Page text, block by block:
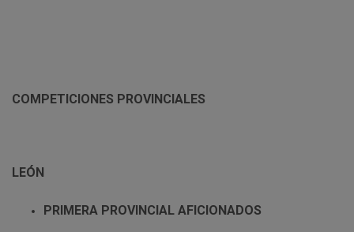
COMPETICIONES PROVINCIALES
LEÓN
PRIMERA PROVINCIAL AFICIONADOS